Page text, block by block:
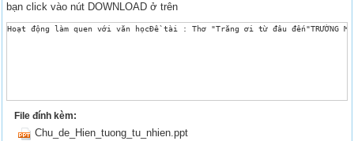
bạn click vào nút DOWNLOAD ở trên
Hoạt động làm quen với văn họcĐề tài : Thơ "Trăng ơi từ đâu đến"TRƯỜNG
File đính kèm:
Chu_de_Hien_tuong_tu_nhien.ppt